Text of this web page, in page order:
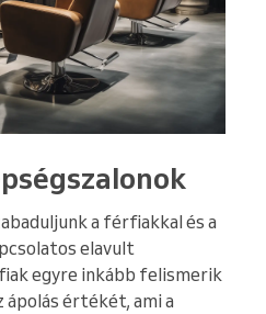
a férfiakkal és a
elavult
egyre inkább felismerik
ápolás értékét, ami a